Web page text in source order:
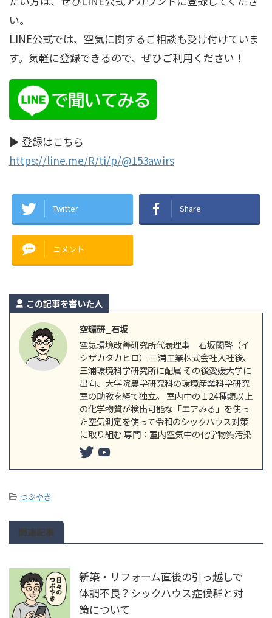
い。
LINE公式では、空気に関するご相談も受け付けていま
す。気軽に登録できるので、ぜひご利用ください！
▶︎ 登録はこちら
https://line.me/R/ti/p/@153awirs
Twitter Share
コメント
この記事を書いた人
空環研_石坂
空気環境改善研究所代表理事 石坂閣啓（イ
シザカタカヒロ） 三浦工業株式会社入社後、
三浦環境科学研究所に配属 その後愛媛大学に
出向、大学院農学研究科の環境産業科学研究
室の助教を経て独立。 室内中の１24種類以上
の化学物質が検出可能な「エアみる」を使っ
た空気測定を使って令和のシックハウス対策
に取り組む 専門：室内空気中の化学物質汚染
-つぶやき
関連記事
新築・リフォーム直後の引っ越しで
体調不良？シックハウス症候群と対
策について